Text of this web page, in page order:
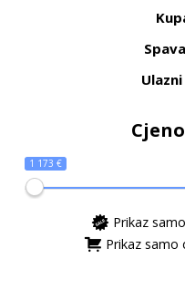
1 173 €
Prikaz
Prikaz